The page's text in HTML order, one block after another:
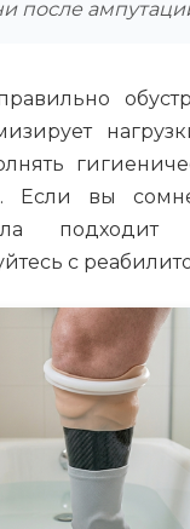
после
Если вы
с